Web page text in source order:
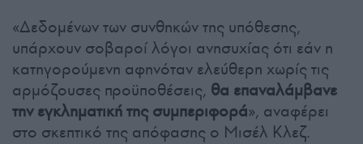
«Δεδομένων των συνθηκών της υπόθεσης,
υπάρχουν σοβαροί λόγοι ανησυχίας ότι εάν η
κατηγορούμενη αφηνόταν ελεύθερη χωρίς τις
αρμόζουσες προϋποθέσεις, θα επαναλάμβανε
την εγκληματική της συμπεριφορά», αναφέρει
στο σκεπτικό της απόφασης ο Μισέλ Κλεζ.